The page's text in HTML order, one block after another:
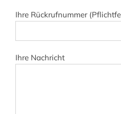
Ihre Rückrufnummer
Ihre Nachricht